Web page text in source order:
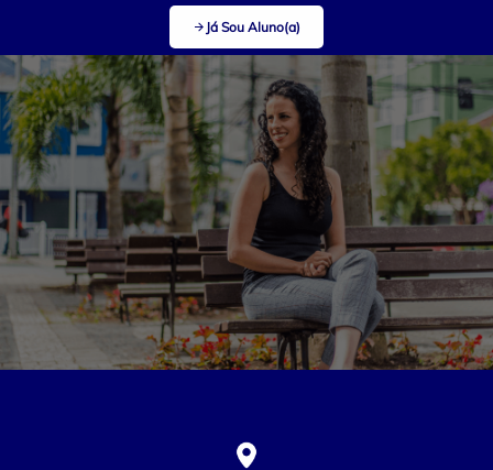
Já Sou Aluno(a)